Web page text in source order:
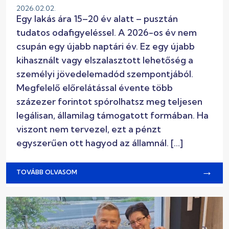
2026.02.02.
Egy lakás ára 15–20 év alatt – pusztán
tudatos odafigyeléssel. A 2026-os év nem
csupán egy újabb naptári év. Ez egy újabb
kihasznált vagy elszalasztott lehetőség a
személyi jövedelemadód szempontjából.
Megfelelő előrelátással évente több
százezer forintot spórolhatsz meg teljesen
legálisan, államilag támogatott formában. Ha
viszont nem tervezel, ezt a pénzt
egyszerűen ott hagyod az államnál. […]
TOVÁBB OLVASOM →